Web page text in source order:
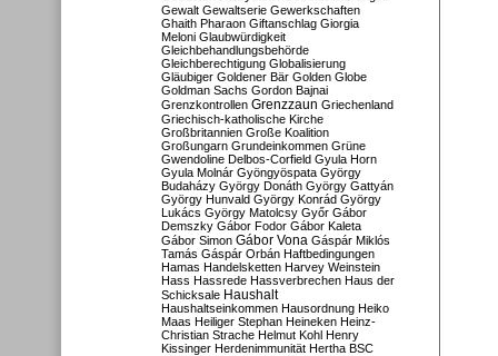
Gewalt Gewaltserie Gewerkschaften
Ghaith Pharaon Giftanschlag Giorgia
Meloni Glaubwürdigkeit
Gleichbehandlungsbehörde
Gleichberechtigung Globalisierung
Gläubiger Goldener Bär Golden Globe
Goldman Sachs Gordon Bajnai
Grenzkontrollen Grenzzaun Griechenland
Griechisch-katholische Kirche
Großbritannien Große Koalition
Großungarn Grundeinkommen Grüne
Gwendoline Delbos-Corfield Gyula Horn
Gyula Molnár Gyöngyöspata György
Budaházy György Donáth György Gattyán
György Hunvald György Konrád György
Lukács György Matolcsy Győr Gábor
Demszky Gábor Fodor Gábor Kaleta
Gábor Simon Gábor Vona Gáspár Miklós
Tamás Gáspár Orbán Haftbedingungen
Hamas Handelsketten Harvey Weinstein
Hass Hassrede Hassverbrechen Haus der
Schicksale Haushalt
Haushaltseinkommen Hausordnung Heiko
Maas Heiliger Stephan Heineken Heinz-
Christian Strache Helmut Kohl Henry
Kissinger Herdenimmunität Hertha BSC